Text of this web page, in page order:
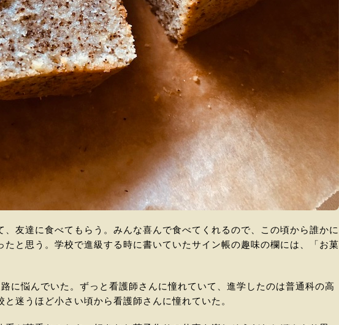
友達に食べてもらう。みんな喜んで食べてくれるので、この頃から誰かに
と思う。学校で進級する時に書いていたサイン帳の趣味の欄には、「お菓
に悩んでいた。ずっと看護師さんに憧れていて、進学したのは普通科の高
迷うほど小さい頃から看護師さんに憧れていた。